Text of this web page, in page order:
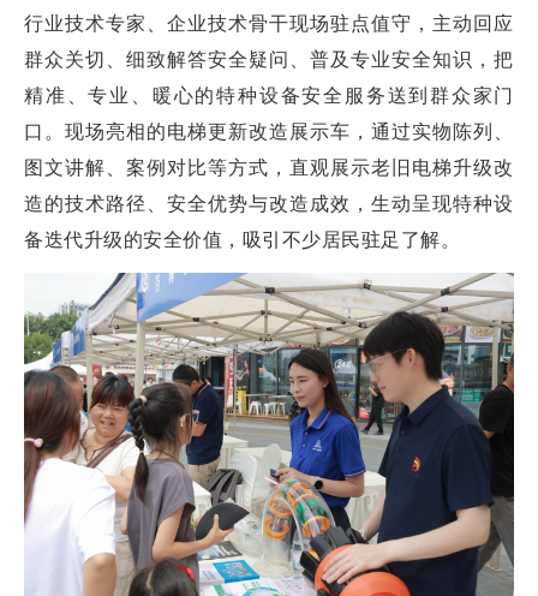
行业技术专家、企业技术骨干现场驻点值守，主动回应
群众关切、细致解答安全疑问、普及专业安全知识，把
精准、专业、暖心的特种设备安全服务送到群众家门
口。现场亮相的电梯更新改造展示车，通过实物陈列、
图文讲解、案例对比等方式，直观展示老旧电梯升级改
造的技术路径、安全优势与改造成效，生动呈现特种设
备迭代升级的安全价值，吸引不少居民驻足了解。